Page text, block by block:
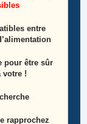
entre
pour être sûr
votre !
rapprochez